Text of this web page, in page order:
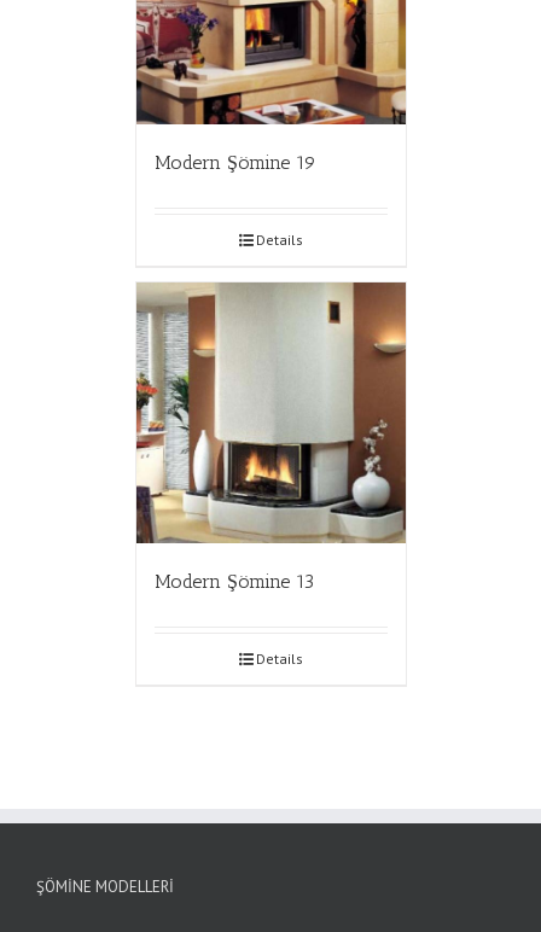
Modern Şömine 19
Details
Modern Şömine 13
Details
ŞÖMINE MODELLERI